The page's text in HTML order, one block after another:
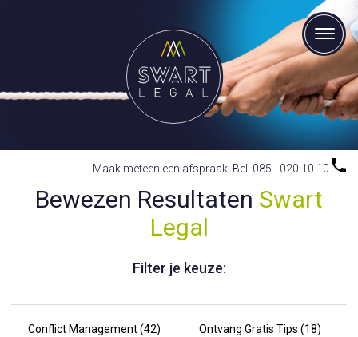
Maak meteen een afspraak! Bel: 085 - 020 10 10
Bewezen Resultaten Swart
Legal
Filter je keuze:
Conflict Management (42) Ontvang Gratis Tips (18)